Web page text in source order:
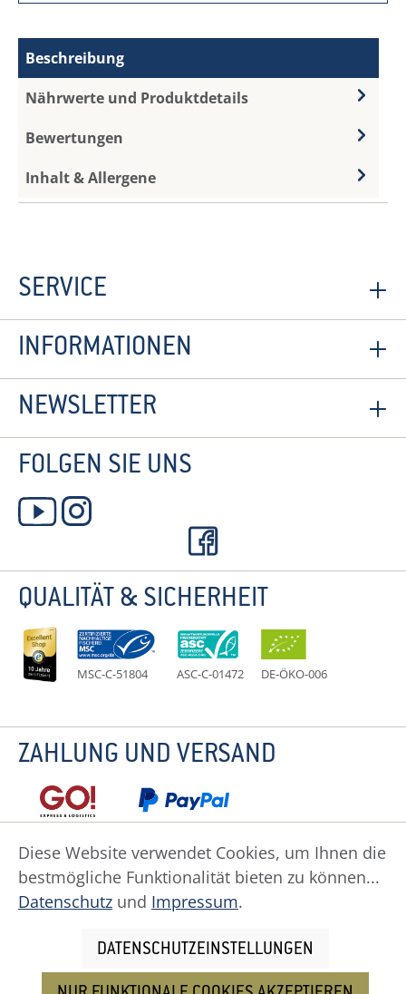
Beschreibung
Nährwerte und Produktdetails
Bewertungen
Inhalt & Allergene
SERVICE
INFORMATIONEN
NEWSLETTER
FOLGEN SIE UNS
QUALITÄT & SICHERHEIT
MSC-C-51804 ASC-C-01472 DE-ÖKO-006
ZAHLUNG UND VERSAND
Datenschutz Impressum
Widerruf
Widerrufsformular
AGB Zahlung
Cookie Einstellungen
Diese Website verwendet Cookies, um Ihnen die
bestmögliche Funktionalität bieten zu können...
Datenschutz und Impressum.
DATENSCHUTZEINSTELLUNGEN